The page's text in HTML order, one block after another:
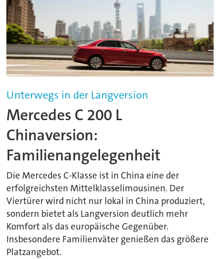
Unterwegs in der Langversion
Mercedes C 200 L
Chinaversion:
Familienangelegenheit
Die Mercedes C-Klasse ist in China eine der
erfolgreichsten Mittelklasselimousinen. Der
Viertürer wird nicht nur lokal in China produziert,
sondern bietet als Langversion deutlich mehr
Komfort als das europäische Gegenüber.
Insbesondere Familienväter genießen das größere
Platzangebot.